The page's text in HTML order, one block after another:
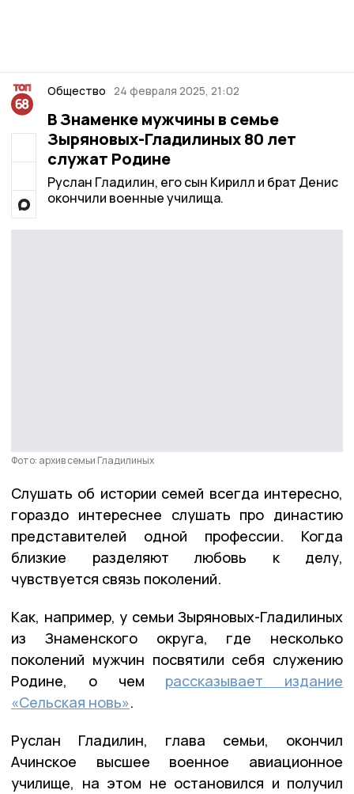
Общество 24 февраля 2025, 21:02
В Знаменке мужчины в семье
Зыряновых-Гладилиных 80 лет
служат Родине
Руслан Гладилин, его сын Кирилл и брат Денис
окончили военные училища.
Фото: архив семьи Гладилиных
Слушать об истории семей всегда интересно,
гораздо интереснее слушать про династию
представителей одной профессии. Когда
близкие разделяют любовь к делу,
чувствуется связь поколений.
Как, например, у семьи Зыряновых-Гладилиных
из Знаменского округа, где несколько
поколений мужчин посвятили себя служению
Родине, о чем рассказывает издание
«Сельская новь».
Руслан Гладилин, глава семьи, окончил
Ачинское высшее военное авиационное
училище, на этом не остановился и получил